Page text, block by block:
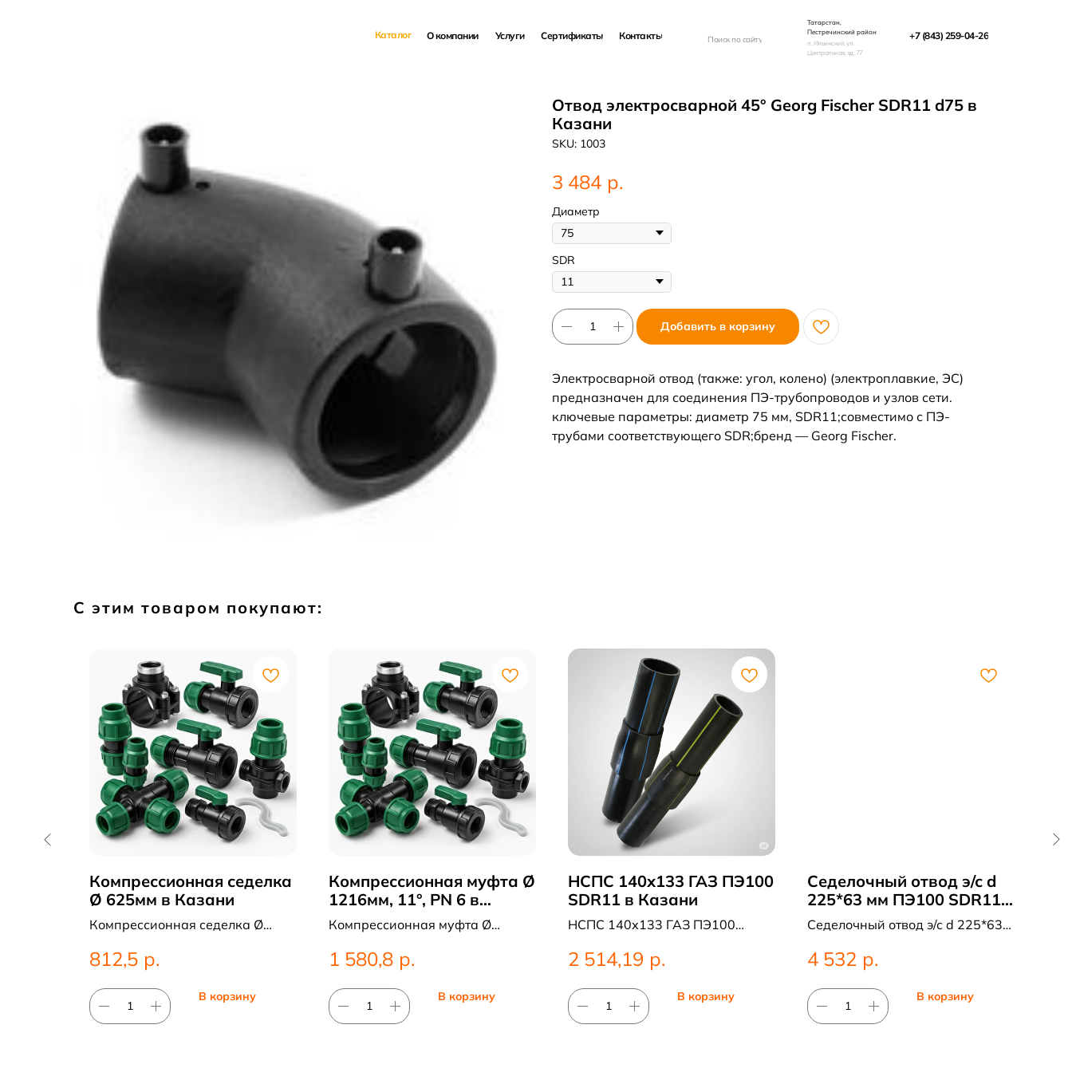
Поиск по сайту
Контакты
Сертификаты
Услуги +7 (843) 259-04-26
О компании
п. Ильинский, ул.
Центральная, зд. 77
Татарстан,
Пестречинский район
Каталог
Отвод электросварной 45° Georg Fischer SDR11 d75 в
Казани
SKU: 1003
3 484 р.
Диаметр
SDR
Добавить в корзину
Электросварной отвод (также: угол, колено) (электроплавкие, ЭС)
предназначен для соединения ПЭ-трубопроводов и узлов сети.
ключевые параметры: диаметр 75 мм, SDR11;совместимо с ПЭ-
трубами соответствующего SDR;бренд — Georg Fischer.
С этим товаром покупают:
Компрессионная седелка
Ø 625мм в Казани
Компрессионная седелка Ø
Компрессионные
812,5 р.
В корзину
Компрессионная муфта Ø
1216мм, 11°, PN 6 в
Казани
Компрессионная муфта Ø
Компрессионные
1 580,8 р.
В корзину
НСПС 140х133 ГАЗ ПЭ100
SDR11 в Казани
НСПС 140х133 ГАЗ ПЭ100
2 514,19 р.
В корзину
Седелочный отвод э/с d
225*63 мм ПЭ100 SDR11 в
Казани
Седелочный отвод э/с d 225*63
для систем водоснабжения.
4 532 р.
В корзину